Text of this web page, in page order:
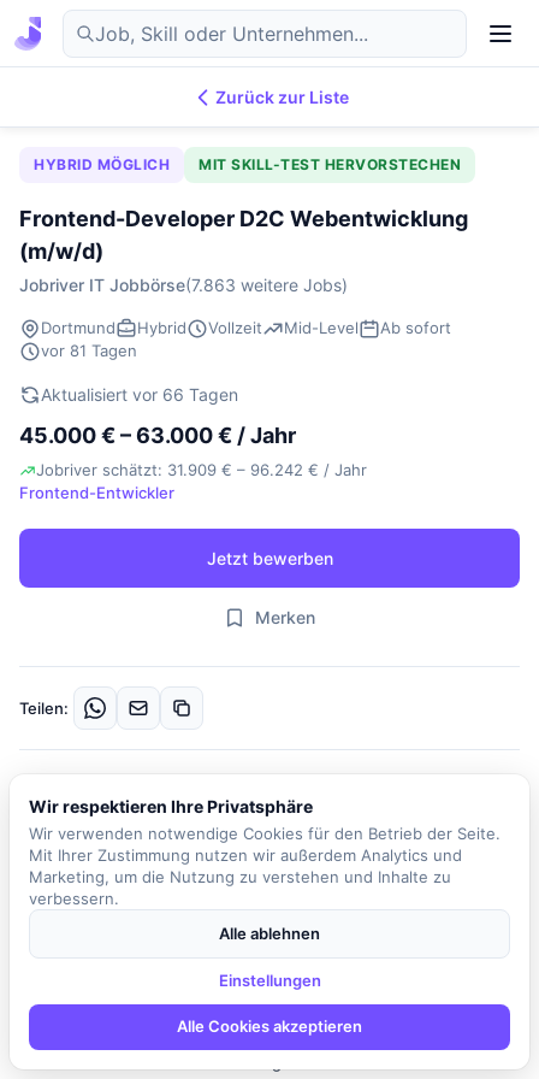
DE
Zurück zur Liste
HYBRID MÖGLICH MIT SKILL-TEST HERVORSTECHEN
Frontend-Developer D2C Webentwicklung
(m/w/d)
Jobriver IT Jobbörse(7.863 weitere Jobs)
Dortmund Hybrid Vollzeit Mid-Level
Ab sofort
vor 81 Tagen
Aktualisiert vor 66 Tagen
45.000 € – 63.000 € / Jahr
Jobriver schätzt: 31.909 € – 96.242 € / Jahr
Frontend-Entwickler
Jetzt bewerben
Merken
Teilen:
Unser Kunde ist ein erfolgreiches Familienunternehmen, das
Werte wie Nachhaltigkeit, Kundennähe und Fairness lebt. Seit
1958 verfolgt das Unternehmen das Ziel, gutes Essen für Jung
und Alt zu kochen. Für die Verstärkung des Teams suchen wir
einen Frontend-Developer D2C Webentwicklung (m/w/d), der
gemeinsam mit einem starken Team in der IT an der Gestaltung
und Weiterentwicklung moderner Webanwendungen arbeitet. In
dieser Rolle wirst du verantwortlich sein für die Umsetzung von
Frontend-Anforderungen innerhalb der Plattform und bringst
Wir respektieren Ihre Privatsphäre
Wir verwenden notwendige Cookies für den Betrieb der Seite.
Mit Ihrer Zustimmung nutzen wir außerdem Analytics und
Marketing, um die Nutzung zu verstehen und Inhalte zu
verbessern.
Alle ablehnen
Einstellungen
Alle Cookies akzeptieren